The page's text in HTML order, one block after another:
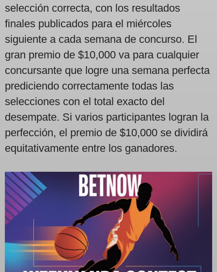
selección correcta, con los resultados
finales publicados para el miércoles
siguiente a cada semana de concurso. El
gran premio de $10,000 va para cualquier
concursante que logre una semana perfecta
prediciendo correctamente todas las
selecciones con el total exacto del
desempate. Si varios participantes logran la
perfección, el premio de $10,000 se dividirá
equitativamente entre los ganadores.